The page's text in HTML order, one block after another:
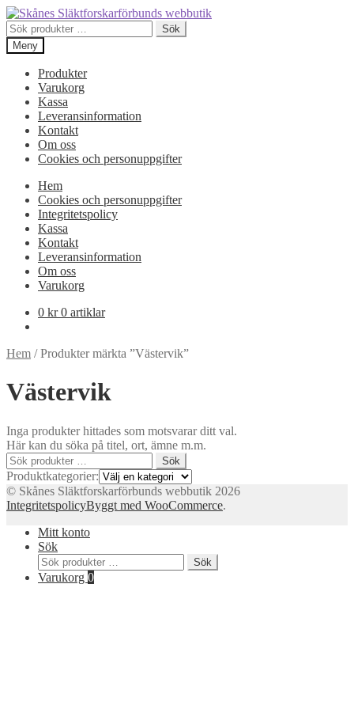
Hoppa
till
navigering
Hoppa
till
innehåll
Sök
efter:
Sök
Meny
Produkter
Varukorg
Kassa
Leveransinformation
Kontakt
Om oss
Cookies och personuppgifter
Hem
Cookies och personuppgifter
Integritetspolicy
Kassa
Kontakt
Leveransinformation
Om oss
Varukorg
0 kr 0 artiklar
Hem /Produkter märkta ”Västervik”
Västervik
Inga produkter hittades som motsvarar ditt val.
Här kan du söka på titel, ort, ämne m.m.
Sök
efter:
Sök
Produktkategorier:
© Skånes Släktforskarförbunds webbutik 2026
IntegritetspolicyByggt med WooCommerce.
Mitt konto
Sök
Sök
efter:
Sök
Varukorg 0